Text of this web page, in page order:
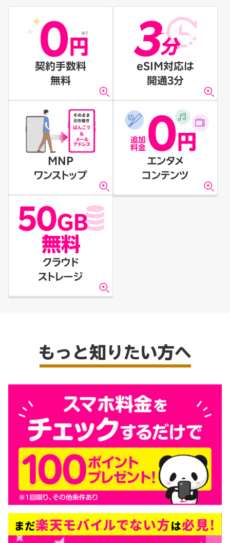
契約手数料
無料
eSIM対応は
開通3分
MNP
ワンストップ
エンタメ
コンテンツ
クラウド
ストレージ